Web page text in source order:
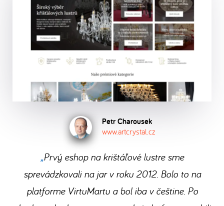
Petr Charousek
www.artcrystal.cz
Prvý eshop na krištáľové lustre sme
sprevádzkovali na jar v roku 2012. Bolo to na
platforme VirtuMartu a bol iba v češtine. Po